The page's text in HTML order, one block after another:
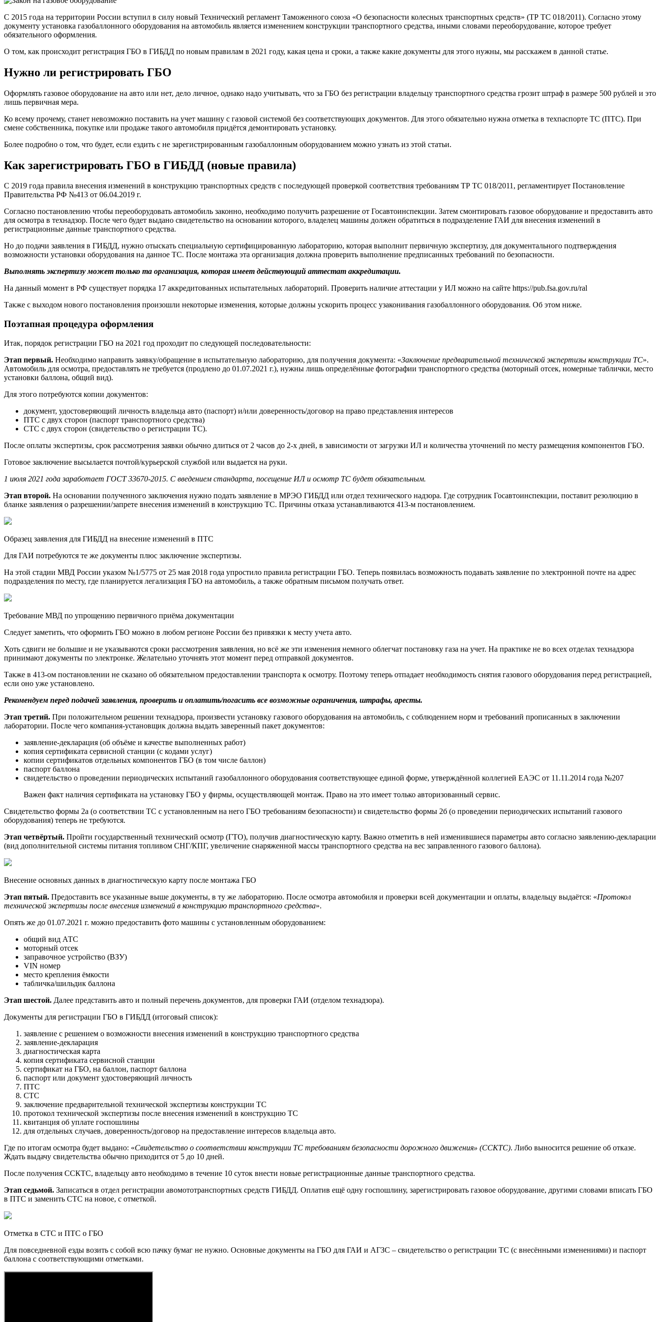
в
ГАИ
документов,
С 2015 года на территории России вступил в силу новый Технический регламент Таможенного союза «О безопасности колесных транспортных средств» (ТР ТС 018/2011). Согласно этому
документу установка газобаллонного оборудования на автомобиль является изменением конструкции транспортного средства, иными словами переоборудование, которое требует
обязательного оформления.
О том, как происходит регистрация ГБО в ГИБДД по новым правилам в 2021 году, какая цена и сроки, а также какие документы для этого нужны, мы расскажем в данной статье.
Нужно ли регистрировать ГБО
Оформлять газовое оборудование на авто или нет, дело личное, однако надо учитывать, что за ГБО без регистрации владельцу транспортного средства грозит штраф в размере 500 рублей и это
лишь первичная мера.
Ко всему прочему, станет невозможно поставить на учет машину с газовой системой без соответствующих документов. Для этого обязательно нужна отметка в техпаспорте ТС (ПТС). При
смене собственника, покупке или продаже такого автомобиля придётся демонтировать установку.
Более подробно о том, что будет, если ездить с не зарегистрированным газобаллонным оборудованием можно узнать из этой статьи.
Как зарегистрировать ГБО в ГИБДД (новые правила)
С 2019 года правила внесения изменений в конструкцию транспортных средств с последующей проверкой соответствия требованиям ТР ТС 018/2011, регламентирует Постановление
Правительства РФ №413 от 06.04.2019 г.
Согласно постановлению чтобы переоборудовать автомобиль законно, необходимо получить разрешение от Госавтоинспекции. Затем смонтировать газовое оборудование и предоставить авто
для осмотра в технадзор. После чего будет выдано свидетельство на основании которого, владелец машины должен обратиться в подразделение ГАИ для внесения изменений в
регистрационные данные транспортного средства.
Но до подачи заявления в ГИБДД, нужно отыскать специальную сертифицированную лабораторию, которая выполнит первичную экспертизу, для документального подтверждения
возможности установки оборудования на данное ТС. После монтажа эта организация должна проверить выполнение предписанных требований по безопасности.
Выполнять экспертизу может только та организация, которая имеет действующий аттестат аккредитации.
На данный момент в РФ существует порядка 17 аккредитованных испытательных лабораторий. Проверить наличие аттестации у ИЛ можно на сайте https://pub.fsa.gov.ru/ral
Также с выходом нового постановления произошли некоторые изменения, которые должны ускорить процесс узаконивания газобаллонного оборудования. Об этом ниже.
Поэтапная процедура оформления
Итак, порядок регистрации ГБО на 2021 год проходит по следующей последовательности:
Этап первый. Необходимо направить заявку/обращение в испытательную лабораторию, для получения документа: «Заключение предварительной технической экспертизы конструкции ТС».
Автомобиль для осмотра, предоставлять не требуется (продлено до 01.07.2021 г.), нужны лишь определённые фотографии транспортного средства (моторный отсек, номерные таблички, место
установки баллона, общий вид).
Для этого потребуются копии документов:
документ, удостоверяющий личность владельца авто (паспорт) и/или доверенность/договор на право представления интересов
ПТС с двух сторон (паспорт транспортного средства)
СТС с двух сторон (свидетельство о регистрации ТС).
После оплаты экспертизы, срок рассмотрения заявки обычно длиться от 2 часов до 2-х дней, в зависимости от загрузки ИЛ и количества уточнений по месту размещения компонентов ГБО.
Готовое заключение высылается почтой/курьерской службой или выдается на руки.
1 июля 2021 года заработает ГОСТ 33670-2015. С введением стандарта, посещение ИЛ и осмотр ТС будет обязательным.
Этап второй. На основании полученного заключения нужно подать заявление в МРЭО ГИБДД или отдел технического надзора. Где сотрудник Госавтоинспекции, поставит резолюцию в
бланке заявления о разрешении/запрете внесения изменений в конструкцию ТС. Причины отказа устанавливаются 413-м постановлением.
Образец заявления для ГИБДД на внесение изменений в ПТС
Для ГАИ потребуются те же документы плюс заключение экспертизы.
На этой стадии МВД России указом №1/5775 от 25 мая 2018 года упростило правила регистрации ГБО. Теперь появилась возможность подавать заявление по электронной почте на адрес
подразделения по месту, где планируется легализация ГБО на автомобиль, а также обратным письмом получать ответ.
Требование МВД по упрощению первичного приёма документации
Следует заметить, что оформить ГБО можно в любом регионе России без привязки к месту учета авто.
Хоть сдвиги не большие и не указываются сроки рассмотрения заявления, но всё же эти изменения немного облегчат постановку газа на учет. На практике не во всех отделах технадзора
принимают документы по электронке. Желательно уточнять этот момент перед отправкой документов.
Также в 413-ом постановлении не сказано об обязательном предоставлении транспорта к осмотру. Поэтому теперь отпадает необходимость снятия газового оборудования перед регистрацией,
если оно уже установлено.
Рекомендуем перед подачей заявления, проверить и оплатить/погасить все возможные ограничения, штрафы, аресты.
Этап третий. При положительном решении технадзора, произвести установку газового оборудования на автомобиль, с соблюдением норм и требований прописанных в заключении
лаборатории. После чего компания-установщик должна выдать заверенный пакет документов:
заявление-декларация (об объёме и качестве выполненных работ)
копия сертификата сервисной станции (с кодами услуг)
копии сертификатов отдельных компонентов ГБО (в том числе баллон)
паспорт баллона
свидетельство о проведении периодических испытаний газобаллонного оборудования соответствующее единой форме, утверждённой коллегией ЕАЭС от 11.11.2014 года №207
Важен факт наличия сертификата на установку ГБО у фирмы, осуществляющей монтаж. Право на это имеет только авторизованный сервис.
Свидетельство формы 2а (о соответствии ТС с установленным на него ГБО требованиям безопасности) и свидетельство формы 2б (о проведении периодических испытаний газового
оборудования) теперь не требуются.
Этап четвёртый. Пройти государственный технический осмотр (ГТО), получив диагностическую карту. Важно отметить в ней изменившиеся параметры авто согласно заявлению-декларации
(вид дополнительной системы питания топливом СНГ/КПГ, увеличение снаряженной массы транспортного средства на вес заправленного газового баллона).
Внесение основных данных в диагностическую карту после монтажа ГБО
Этап пятый. Предоставить все указанные выше документы, в ту же лабораторию. После осмотра автомобиля и проверки всей документации и оплаты, владельцу выдаётся: «Протокол
технической экспертизы после внесения изменений в конструкцию транспортного средства».
Опять же до 01.07.2021 г. можно предоставить фото машины с установленным оборудованием:
общий вид АТС
моторный отсек
заправочное устройство (ВЗУ)
VIN номер
место крепления ёмкости
табличка/шильдик баллона
Этап шестой. Далее представить авто и полный перечень документов, для проверки ГАИ (отделом технадзора).
Документы для регистрации ГБО в ГИБДД (итоговый список):
заявление с решением о возможности внесения изменений в конструкцию транспортного средства
заявление-декларация
диагностическая карта
копия сертификата сервисной станции
сертификат на ГБО, на баллон, паспорт баллона
паспорт или документ удостоверяющий личность
ПТС
СТС
заключение предварительной технической экспертизы конструкции ТС
протокол технической экспертизы после внесения изменений в конструкцию ТС
квитанция об уплате госпошлины
для отдельных случаев, доверенность/договор на предоставление интересов владельца авто.
Где по итогам осмотра будет выдано: «Свидетельство о соответствии конструкции ТС требованиям безопасности дорожного движения» (ССКТС). Либо выносится решение об отказе.
Ждать выдачу свидетельства обычно приходится от 5 до 10 дней.
После получения ССКТС, владельцу авто необходимо в течение 10 суток внести новые регистрационные данные транспортного средства.
Этап седьмой. Записаться в отдел регистрации авомототранспортных средств ГИБДД. Оплатив ещё одну госпошлину, зарегистрировать газовое оборудование, другими словами вписать ГБО
в ПТС и заменить СТС на новое, с отметкой.
Отметка в СТС и ПТС о ГБО
Для повседневной езды возить с собой всю пачку бумаг не нужно. Основные документы на ГБО для ГАИ и АГЗС – свидетельство о регистрации ТС (с внесёнными изменениями) и паспорт
баллона с соответствующими отметками.